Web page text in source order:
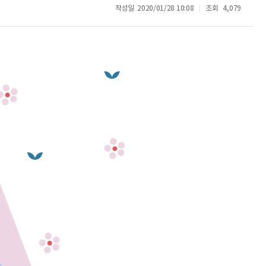
작성일 2020/01/28 10:08 조회 4,079